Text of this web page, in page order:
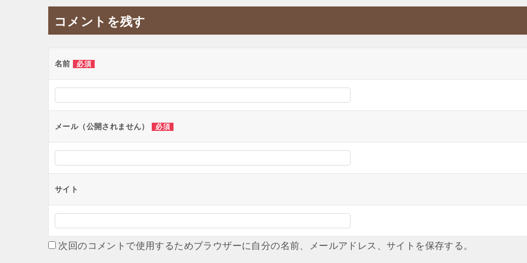
ナ
ビ
ー
ョ
ン
コメントを残す
名前 必須
メール（公開されません） 必須
サイト
次回のコメントで使用するためブラウザーに自分の名前、メールアドレス、サイトを保存する。